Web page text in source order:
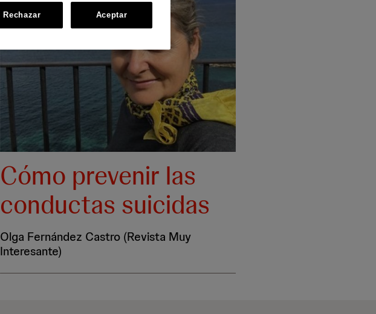
Cómo prevenir las
conductas suicidas
Olga Fernández Castro (Revista Muy
Interesante)
Rechazar Aceptar